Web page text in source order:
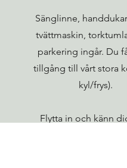
Sänglinne,
tvättmaskin,
parkering ingår. Du
tillgång till vårt stora
kyl/frys).
Flytta in och känn